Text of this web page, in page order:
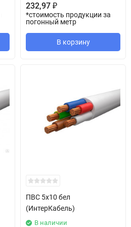
от пагубного воздействия,
времени менять купленную
232,97 ₽
*стоимость продукции за
погонный метр
В корзину
ПВС 5х10 бел
(ИнтерКабель)
В наличии